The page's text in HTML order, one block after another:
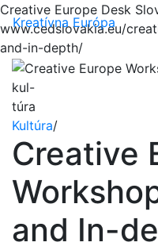
Creative Europe Desk
www.cedslovakia.eu/
and-in-depth/
Kreatívna Európa
kul-
túra
Kultúra/
Creative
and In-